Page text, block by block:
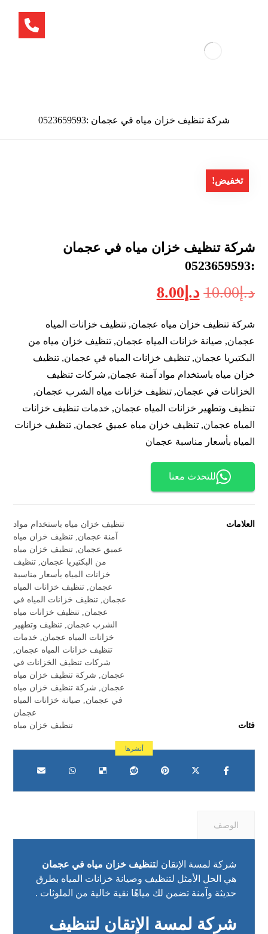
شركة تنظيف خزان مياه في عجمان :0523659593
تخفيض!
شركة تنظيف خزان مياه في عجمان
:0523659593
د.إ10.00 د.إ 8.00
شركة تنظيف خزان مياه عجمان, تنظيف خزانات المياه
عجمان, صيانة خزانات المياه عجمان, تنظيف خزان مياه من
البكتيريا عجمان, تنظيف خزانات المياه في عجمان, تنظيف
خزان مياه باستخدام مواد آمنة عجمان, شركات تنظيف
الخزانات في عجمان, تنظيف خزانات مياه الشرب عجمان,
تنظيف وتطهير خزانات المياه عجمان, خدمات تنظيف خزانات
المياه عجمان, تنظيف خزان مياه عميق عجمان, تنظيف خزانات
المياه بأسعار مناسبة عجمان
للتحدث معنا
العلامات
تنظيف خزان مياه باستخدام مواد
آمنة عجمان تنظيف خزان مياه
عميق عجمان تنظيف خزان مياه
من البكتيريا عجمان تنظيف
خزانات المياه بأسعار مناسبة
عجمان تنظيف خزانات المياه
عجمان تنظيف خزانات المياه في
عجمان تنظيف خزانات مياه
الشرب عجمان تنظيف وتطهير
خزانات المياه عجمان
خدمات
تنظيف خزانات المياه عجمان
شركات تنظيف الخزانات في
عجمان
شركة تنظيف خزان مياه
عجمان
شركة تنظيف خزان مياه
في عجمان
صيانة خزانات المياه
عجمان
فئات
تنظيف خزان مياه
الوصف
شركة لمسة الإتقان لتنظيف خزان مياه في عجمان
هي الحل الأمثل لتنظيف وصيانة خزانات المياه بطرق
حديثة وآمنة تضمن لك مياهًا نقية خالية من الملوثات .
شركة لمسة الإتقان لتنظيف